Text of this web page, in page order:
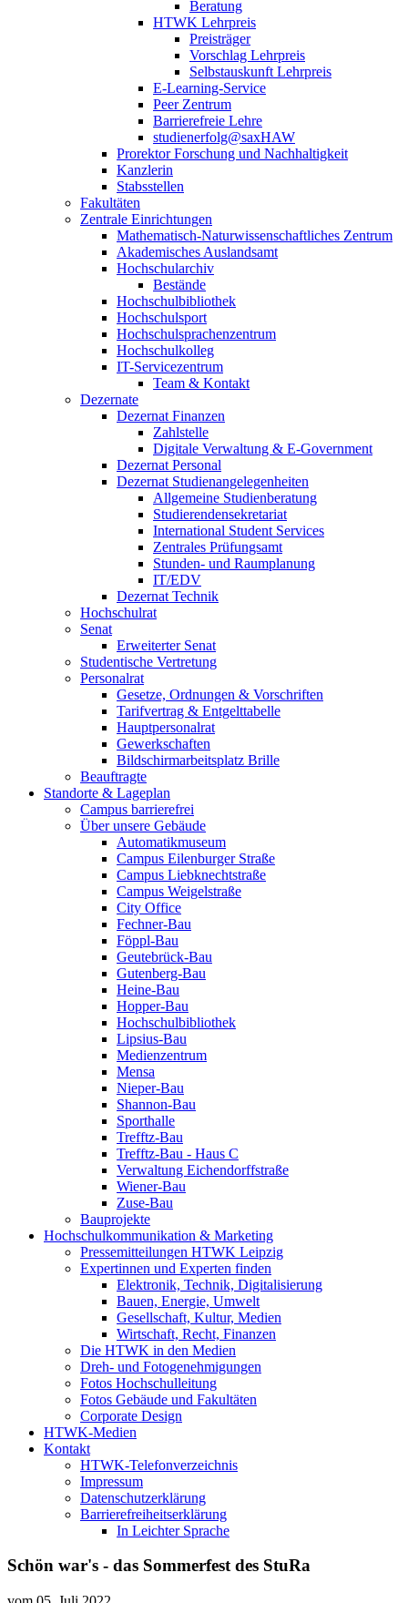
Beratung
HTWK Lehrpreis
Preisträger
Vorschlag Lehrpreis
Selbstauskunft Lehrpreis
E-Learning-Service
Peer Zentrum
Barrierefreie Lehre
studienerfolg@saxHAW
Prorektor Forschung und Nachhaltigkeit
Kanzlerin
Stabsstellen
Fakultäten
Zentrale Einrichtungen
Mathematisch-Naturwissenschaftliches Zentrum
Akademisches Auslandsamt
Hochschularchiv
Bestände
Hochschulbibliothek
Hochschulsport
Hochschulsprachenzentrum
Hochschulkolleg
IT-Servicezentrum
Team & Kontakt
Dezernate
Dezernat Finanzen
Zahlstelle
Digitale Verwaltung & E-Government
Dezernat Personal
Dezernat Studienangelegenheiten
Allgemeine Studienberatung
Studierendensekretariat
International Student Services
Zentrales Prüfungsamt
Stunden- und Raumplanung
IT/EDV
Dezernat Technik
Hochschulrat
Senat
Erweiterter Senat
Studentische Vertretung
Personalrat
Gesetze, Ordnungen & Vorschriften
Tarifvertrag & Entgelttabelle
Hauptpersonalrat
Gewerkschaften
Bildschirmarbeitsplatz Brille
Beauftragte
Standorte & Lageplan
Campus barrierefrei
Über unsere Gebäude
Automatikmuseum
Campus Eilenburger Straße
Campus Liebknechtstraße
Campus Weigelstraße
City Office
Fechner-Bau
Föppl-Bau
Geutebrück-Bau
Gutenberg-Bau
Heine-Bau
Hopper-Bau
Hochschulbibliothek
Lipsius-Bau
Medienzentrum
Mensa
Nieper-Bau
Shannon-Bau
Sporthalle
Trefftz-Bau
Trefftz-Bau - Haus C
Verwaltung Eichendorffstraße
Wiener-Bau
Zuse-Bau
Bauprojekte
Hochschulkommunikation & Marketing
Pressemitteilungen HTWK Leipzig
Expertinnen und Experten finden
Elektronik, Technik, Digitalisierung
Bauen, Energie, Umwelt
Gesellschaft, Kultur, Medien
Wirtschaft, Recht, Finanzen
Die HTWK in den Medien
Dreh- und Fotogenehmigungen
Fotos Hochschulleitung
Fotos Gebäude und Fakultäten
Corporate Design
HTWK-Medien
Kontakt
HTWK-Telefonverzeichnis
Impressum
Datenschutzerklärung
Barrierefreiheitserklärung
In Leichter Sprache
Schön war's - das Sommerfest des StuRa